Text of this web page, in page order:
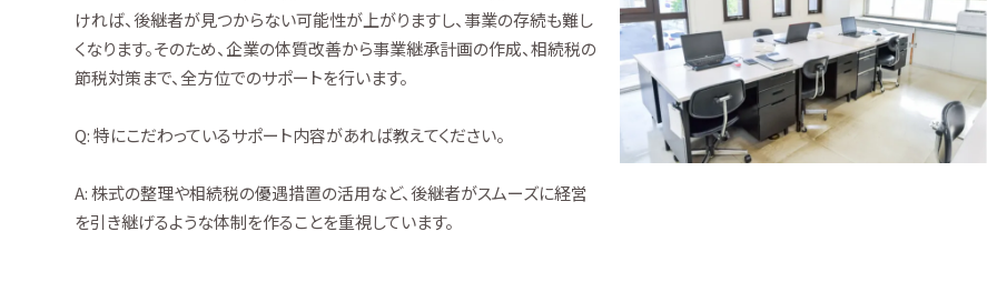
ければ、後継者が見つからない可能性が上がりますし、事業の存続も難し
くなります。そのため、企業の体質改善から事業継承計画の作成、相続税の
節税対策まで、全方位でのサポートを行います。
Q: 特にこだわっているサポート内容があれば教えてください。
A: 株式の整理や相続税の優遇措置の活用など、後継者がスムーズに経営
を引き継げるような体制を作ることを重視しています。